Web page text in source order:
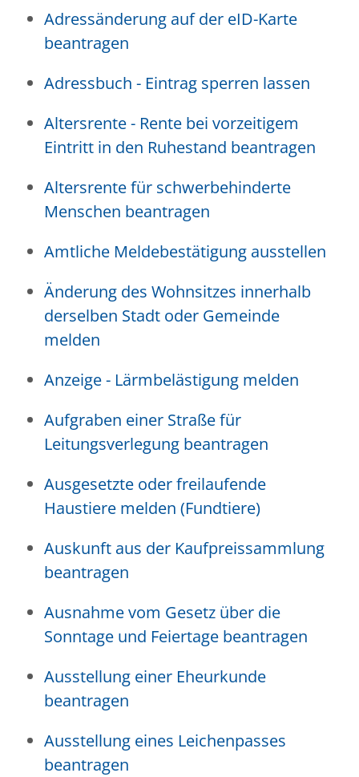
Adressänderung auf der eID-Karte
beantragen
Adressbuch - Eintrag sperren lassen
Altersrente - Rente bei vorzeitigem
Eintritt in den Ruhestand beantragen
Altersrente für schwerbehinderte
Menschen beantragen
Amtliche Meldebestätigung ausstellen
Änderung des Wohnsitzes innerhalb
derselben Stadt oder Gemeinde
melden
Anzeige - Lärmbelästigung melden
Aufgraben einer Straße für
Leitungsverlegung beantragen
Ausgesetzte oder freilaufende
Haustiere melden (Fundtiere)
Auskunft aus der Kaufpreissammlung
beantragen
Ausnahme vom Gesetz über die
Sonntage und Feiertage beantragen
Ausstellung einer Eheurkunde
beantragen
Ausstellung eines Leichenpasses
beantragen